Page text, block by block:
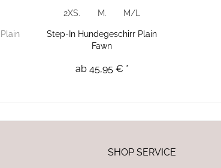
2XS. M. M/L
Step-In Hundegeschirr Plain
Fawn
ab 45,95 € *
SHOP SERVICE